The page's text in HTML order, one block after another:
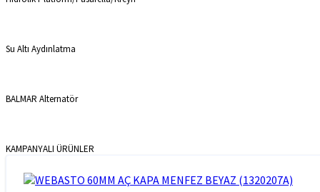
Su Altı Aydınlatma
BALMAR Alternatör
KAMPANYALI ÜRÜNLER